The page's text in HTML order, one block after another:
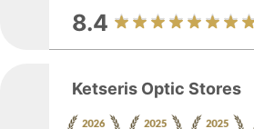
8.4
Ketseris Optic Stores